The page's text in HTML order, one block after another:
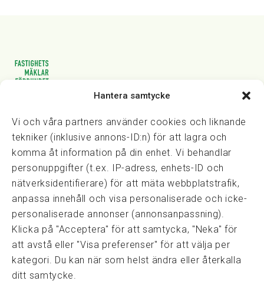
Hantera samtycke
Vi och våra partners använder cookies och liknande
tekniker (inklusive annons-ID:n) för att lagra och
komma åt information på din enhet. Vi behandlar
personuppgifter (t.ex. IP-adress, enhets-ID och
nätverksidentifierare) för att mäta webbplatstrafik,
anpassa innehåll och visa personaliserade och icke-
personaliserade annonser (annonsanpassning).
Klicka på "Acceptera" för att samtycka, "Neka" för
att avstå eller "Visa preferenser" för att välja per
kategori. Du kan när som helst ändra eller återkalla
ditt samtycke.
Vasagatan 28, 111 20 Stockholm
kansli@fmf.se
Snabblänkar
Prisexempel
Medarbetare
Policies & integritet
Information om Cookie-hantering och Google Analytics
Integritetspolicy
Dataskyddsförordningen